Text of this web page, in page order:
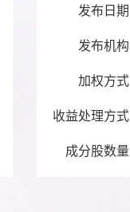
发布日期
发布机构
加权方式
收益处理方式
成分股数量